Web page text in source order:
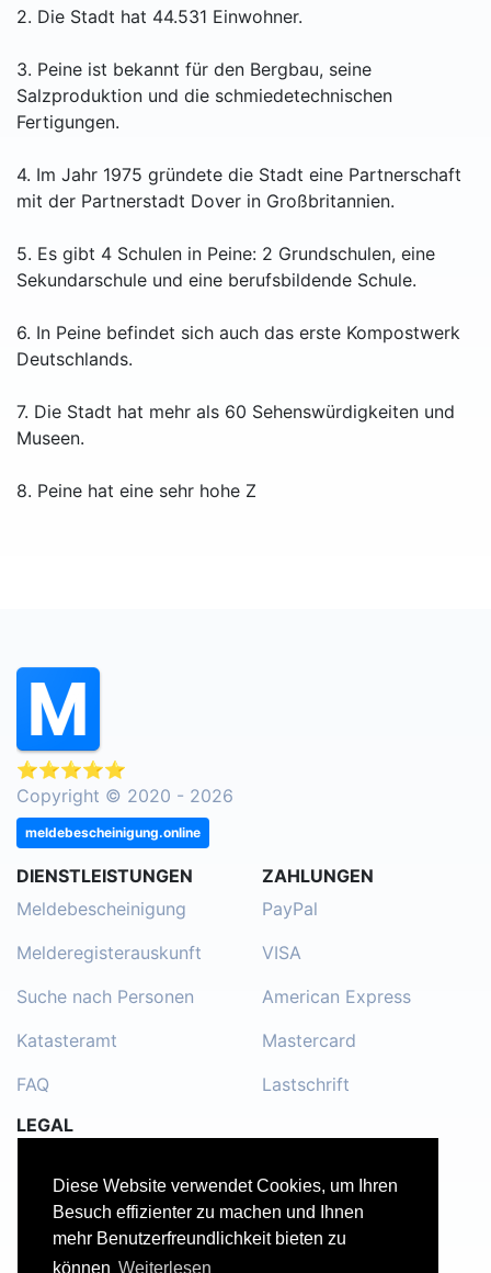
Diese Website verwendet Cookies, um Ihren
Besuch effizienter zu machen und Ihnen
mehr Benutzerfreundlichkeit bieten zu
können Weiterlesen
2. Die Stadt hat 44.531 Einwohner.
3. Peine ist bekannt für den Bergbau, seine
Salzproduktion und die schmiedetechnischen
Fertigungen.
4. Im Jahr 1975 gründete die Stadt eine Partnerschaft
mit der Partnerstadt Dover in Großbritannien.
5. Es gibt 4 Schulen in Peine: 2 Grundschulen, eine
Sekundarschule und eine berufsbildende Schule.
6. In Peine befindet sich auch das erste Kompostwerk
Deutschlands.
7. Die Stadt hat mehr als 60 Sehenswürdigkeiten und
Museen.
8. Peine hat eine sehr hohe Z
⭐⭐⭐⭐⭐
Copyright © 2020 - 2026
meldebescheinigung.online
DIENSTLEISTUNGEN
Meldebescheinigung
Melderegisterauskunft
Suche nach Personen
Katasteramt
FAQ
ZAHLUNGEN
PayPal
VISA
American Express
Mastercard
Lastschrift
LEGAL
Kontakt
Datenschutzerklärung